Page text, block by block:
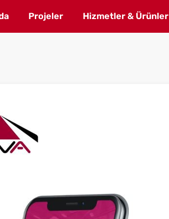
Projeler Hizmetler & Ürünler